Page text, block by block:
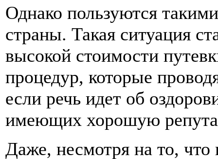
Однако пользуются
страны. Такая ситуация
высокой стоимости
процедур, которые
если речь идет об
имеющих хорошую
Даже, несмотря на то, что